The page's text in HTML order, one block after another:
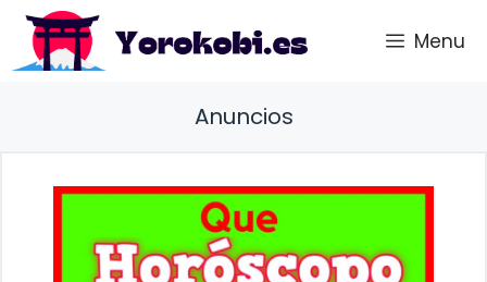
Saltar
contenido
Menu
Anuncios